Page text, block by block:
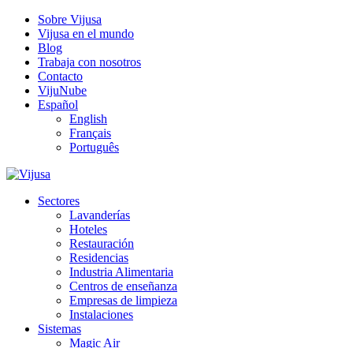
Sobre Vijusa
Vijusa en el mundo
Blog
Trabaja con nosotros
Contacto
VijuNube
Español
English
Français
Português
Sectores
Lavanderías
Hoteles
Restauración
Residencias
Industria Alimentaria
Centros de enseñanza
Empresas de limpieza
Instalaciones
Sistemas
Magic Air